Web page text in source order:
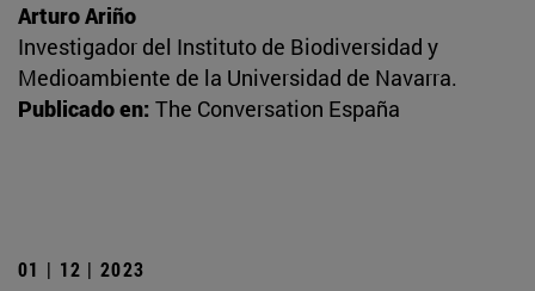
Arturo Ariño
Investigador del Instituto de Biodiversidad y
Medioambiente de la Universidad de Navarra.
Publicado en: The Conversation España
01 | 12 | 2023